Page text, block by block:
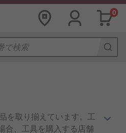
0
を取り揃えています。工
合、工具を購入する店舗